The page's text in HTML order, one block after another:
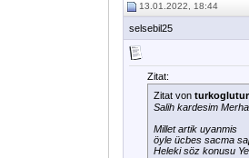
13.01.2022, 18:44
selsebil25
Zitat:
Zitat von
Salih kardesim
Millet artik uyanmis
öyle ücbes sacma
Heleki söz konusu